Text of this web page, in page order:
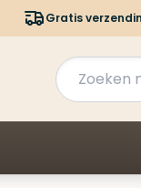
Gratis